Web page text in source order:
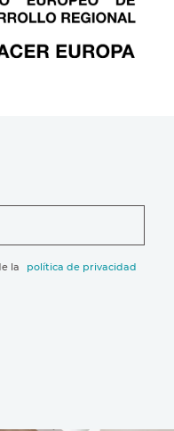
la política de privacidad